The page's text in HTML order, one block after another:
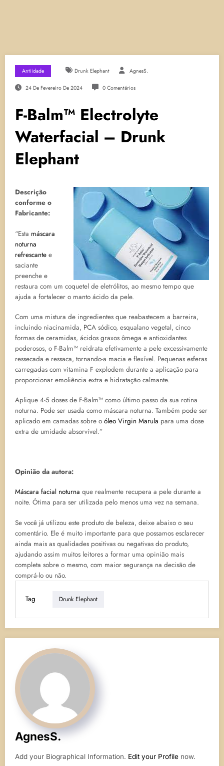
Antiidade Drunk Elephant AgnesS.
24 De Fevereiro De 2024 0 Comentários
F-Balm™ Electrolyte
Waterfacial – Drunk
Elephant
Descrição
conforme o
Fabricante:
“Esta máscara
noturna
refrescante e
saciante
preenche e
restaura com um coquetel de eletrólitos, ao mesmo tempo que
ajuda a fortalecer o manto ácido da pele.
Com uma mistura de ingredientes que reabastecem a barreira,
incluindo niacinamida, PCA sódico, esqualano vegetal, cinco
formas de ceramidas, ácidos graxos ômega e antioxidantes
poderosos, o F-Balm™ reidrata efetivamente a pele excessivamente
ressecada e ressaca, tornando-a macia e flexível. Pequenas esferas
carregadas com vitamina F explodem durante a aplicação para
proporcionar emoliência extra e hidratação calmante.
Aplique 4-5 doses de F-Balm™ como último passo da sua rotina
noturna. Pode ser usada como máscara noturna. Também pode ser
aplicado em camadas sobre o óleo Virgin Marula para uma dose
extra de umidade absorvível.”
Opinião da autora:
Máscara facial noturna que realmente recupera a pele durante a
noite. Ótima para ser utilizada pelo menos uma vez na semana.
Se você já utilizou este produto de beleza, deixe abaixo o seu
comentário. Ele é muito importante para que possamos esclarecer
ainda mais as qualidades positivas ou negativas do produto,
ajudando assim muitos leitores a formar uma opinião mais
completa sobre o mesmo, com maior segurança na decisão de
comprá-lo ou não.
Tag Drunk Elephant
AgnesS.
Add your Biographical Information. Edit your Profile now.